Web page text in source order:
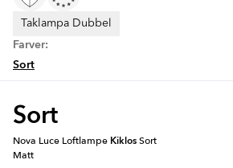
Taklampa Dubbel
Farver:
Sort
Sort
Nova Luce Loftlampe KiklosSort
Matt